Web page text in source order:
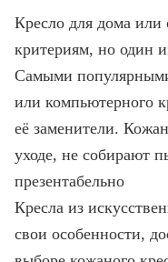
Кресло для дома
критериям, но один
Самыми
или компьютерного
её заменители.
уходе, не собирают
презентабельно
Кресла из
свои особенности,